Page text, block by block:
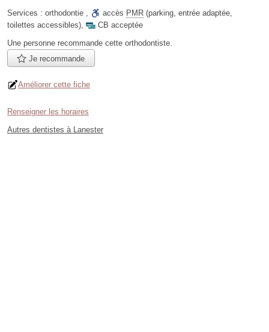
Services : orthodontie , accès PMR (parking, entrée adaptée,
toilettes accessibles),
CB acceptée
Une personne recommande cette orthodontiste.
Je recommande
Améliorer cette fiche
Renseigner les horaires
Autres dentistes à Lanester